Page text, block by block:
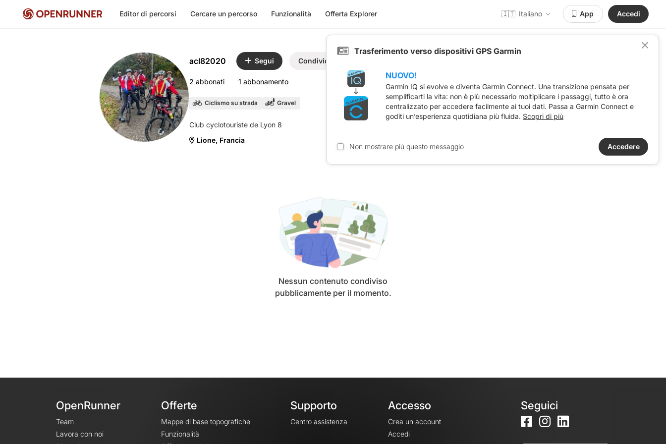
Editor di percorsi Cercare un percorso Funzionalità Offerta Explorer 🇮🇹 Italiano App Accedi
acl82020 Segui Condividi
2 abbonati 1 abbonamento
Ciclismo su strada Gravel
Lione, Francia
Nessun contenuto condiviso
pubblicamente per il momento.
OpenRunner
Team
Lavora con noi
Offerte
Mappe di base topografiche
Funzionalità
Supporto
Centro assistenza
Accesso
Crea un account
Accedi
Seguici
Trasferimento verso dispositivi GPS Garmin
NUOVO!
Garmin IQ si evolve e diventa Garmin Connect. Una transizione pensata per
semplificarti la vita: non è più necessario moltiplicare i passaggi, tutto è ora
centralizzato per accedere facilmente ai tuoi dati. Passa a Garmin Connect e
goditi un’esperienza quotidiana più fluida. Scopri di più
Non mostrare più questo messaggio Accedere